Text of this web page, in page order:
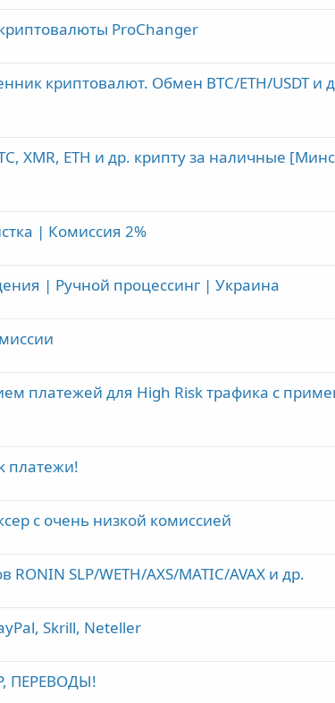
ProChanger
криптовалют. Обмен BTC/ETH/USDT и
XMR, ETH и др. крипту за наличные
| Комиссия 2%
| Ручной процессинг | Украина
платежей для High Risk трафика с
платежи!
с очень низкой комиссией
SLP/WETH/AXS/MATIC/AVAX и др.
Skrill, Neteller
ПЕРЕВОДЫ!